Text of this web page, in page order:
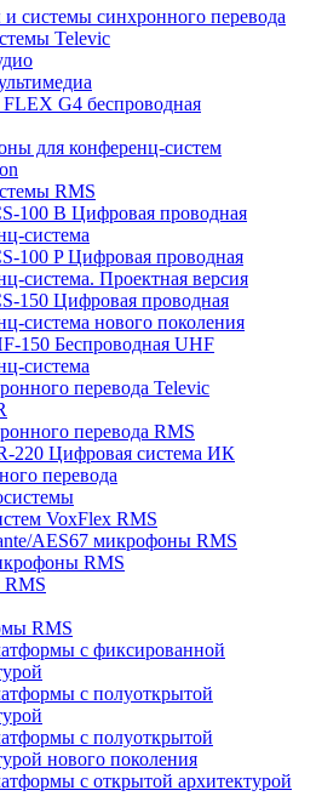
системы синхронного перевода
Televic
G4 беспроводная
для конференц-систем
RMS
100 B Цифровая проводная
система
100 P Цифровая проводная
система. Проектная версия
150 Цифровая проводная
система нового поколения
150 Беспроводная UHF
система
перевода Televic
перевода RMS
220 Цифровая система ИК
перевода
VoxFlex RMS
AES67 микрофоны RMS
RMS
RMS
RMS
с фиксированной
с полуоткрытой
с полуоткрытой
нового поколения
с открытой архитектурой